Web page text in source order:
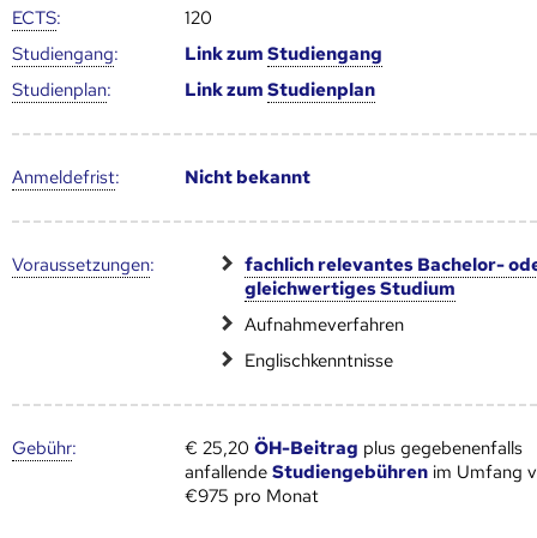
ECTS:
120
Studien­gang: Link zumStudien­gang
Studien­plan: Link zumStudien­plan
Anmelde­frist: Nicht bekannt
Voraus­setzungen:
fachlich relevantes Bachelor-
gleichwertiges Studium
Aufnahmeverfahren
Englischkenntnisse
Gebühr: € 25,20ÖH-Beitrag plus gegebenenfalls
anfallendeStudiengebühren im Umfang
€975 pro Monat